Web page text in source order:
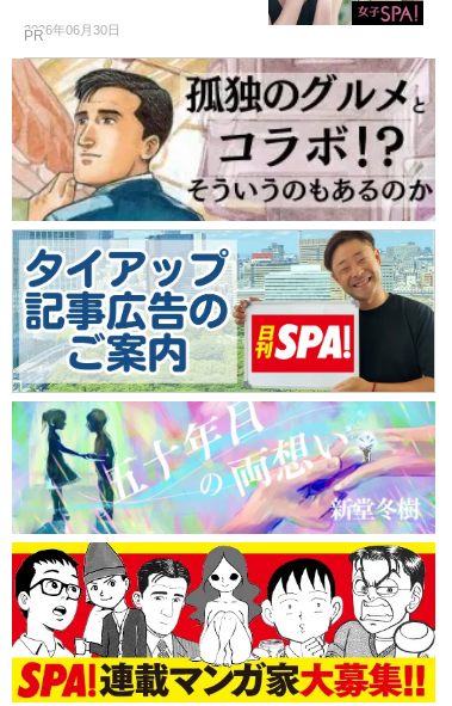
2026年06月30日
PR